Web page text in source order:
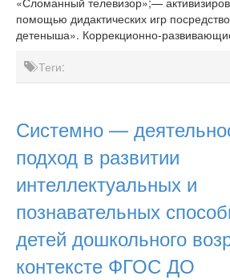
помощью дидактических игр
детеныша». Коррекционно-
Теги:
Системно —
подход в развитии
интеллектуальных и
познавательных
детей дошкольного
контексте ФГОС ДО